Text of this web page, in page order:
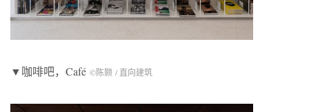
▼咖啡吧，Café ©陈颢 / 直向建筑